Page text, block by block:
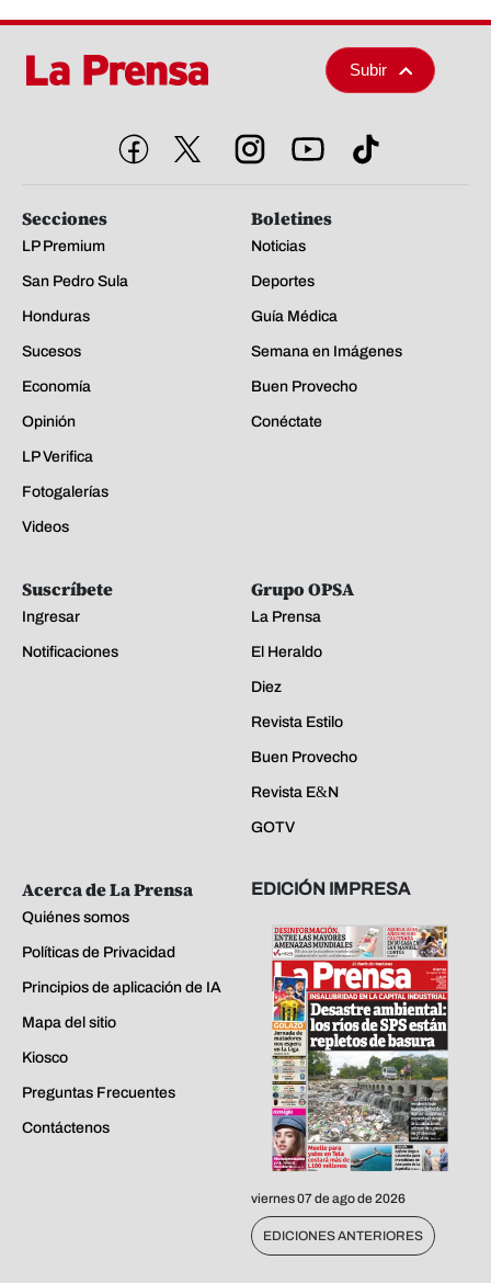
Subir
Secciones
LP Premium
San Pedro Sula
Honduras
Sucesos
Economía
Opinión
LP Verifica
Fotogalerías
Videos
Boletines
Noticias
Deportes
Guía Médica
Semana en Imágenes
Buen Provecho
Conéctate
Suscríbete
Ingresar
Notificaciones
Grupo OPSA
La Prensa
El Heraldo
Diez
Revista Estilo
Buen Provecho
Revista E&N
GOTV
Acerca de La Prensa
Quiénes somos
Políticas de Privacidad
Principios de aplicación de IA
Mapa del sitio
Kiosco
Preguntas Frecuentes
Contáctenos
EDICIÓN IMPRESA
viernes 07 de ago de 2026
EDICIONES ANTERIORES